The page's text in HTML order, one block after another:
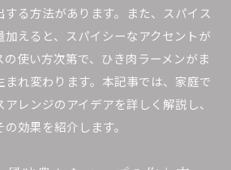
ひき肉スープの実践例
ンで試せるひき肉の調理法
て家庭料理を格上げするひき肉ラ
する方法があります。また、スパイス
加えると、スパイシーなアクセントが
使い方次第で、ひき肉ラーメンがま
まれ変わります。本記事では、家庭で
レンジのアイデアを詳しく解説し、
効果を紹介します。